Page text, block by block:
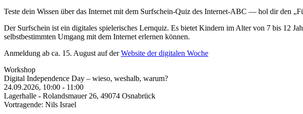
Teste dein Wissen über das Internet mit dem Surfschein-Quiz des Internet-ABC — hol dir den
Der Surfschein ist ein digitales spielerisches Lernquiz. Es bietet Kindern im Alter von 7 bis 12
selbstbestimmten Umgang mit dem Internet erlernen können.
Anmeldung ab ca. 15. August auf derWebsite der digitalen Woche
Workshop
Digital Independence Day – wieso, weshalb, warum?
24.09.2026, 10:00 - 11:00
Lagerhalle - Rolandsmauer 26, 49074 Osnabrück
Vortragende: Nils Israel